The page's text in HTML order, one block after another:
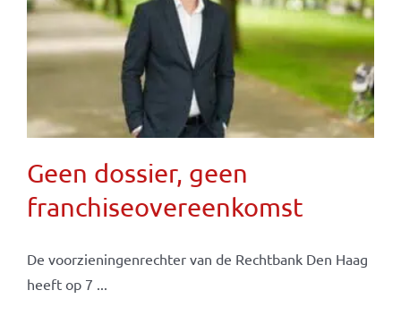
Geen dossier, geen
franchiseovereenkomst
De voorzieningenrechter van de Rechtbank Den Haag
heeft op 7 ...